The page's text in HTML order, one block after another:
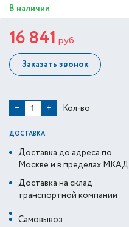
В наличии
16 841 руб
Заказать звонок
− + Кол-во
ДОСТАВКА:
Доставка до адреса по
Москве и в пределах МКАД
Доставка на склад
транспортной компании
Самовывоз